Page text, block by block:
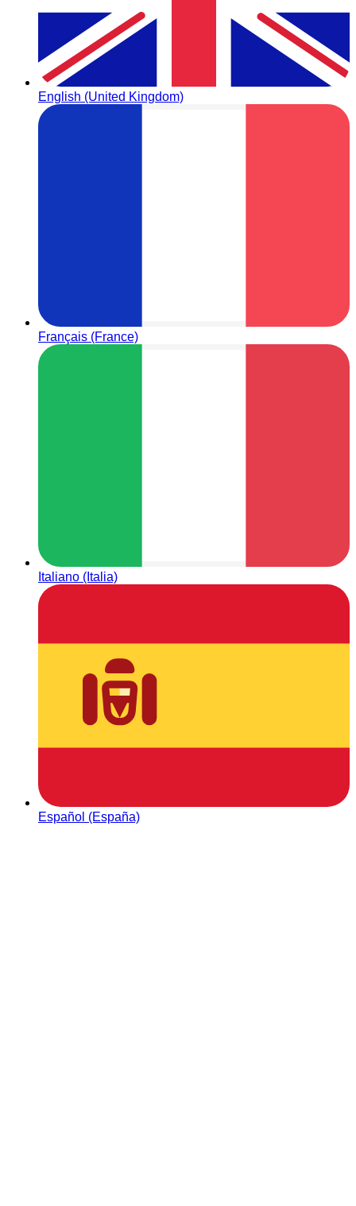
English (United Kingdom)
Français (France)
Italiano (Italia)
Español (España)